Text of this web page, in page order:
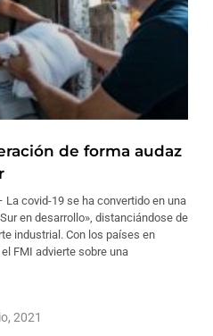
de forma audaz
La covid-19 se ha convertido en una
en desarrollo», distanciándose de
industrial. Con los países en
FMI advierte sobre una
2021